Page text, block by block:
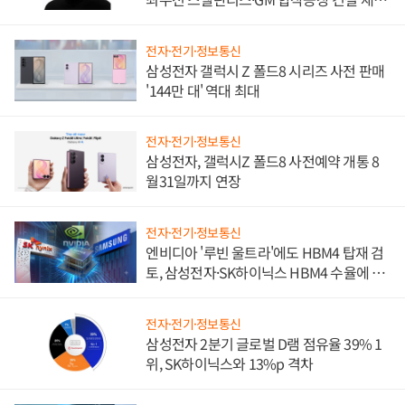
전자·전기·정보통신
삼성전자 갤럭시 Z 폴드8 시리즈 사전 판매
'144만 대' 역대 최대
전자·전기·정보통신
삼성전자, 갤럭시Z 폴드8 사전예약 개통 8
월31일까지 연장
전자·전기·정보통신
엔비디아 '루빈 울트라'에도 HBM4 탑재 검
토, 삼성전자·SK하이닉스 HBM4 수율에 주
전자·전기·정보통신
삼성전자 2분기 글로벌 D램 점유율 39% 1
위, SK하이닉스와 13%p 격차